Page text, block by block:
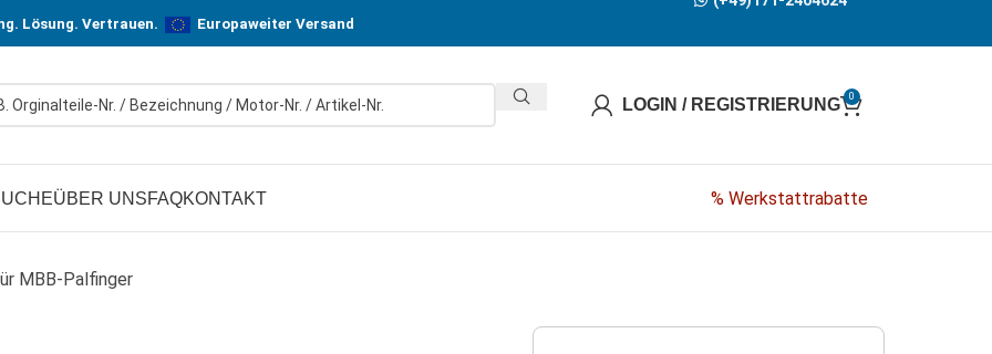
Lösung. Vertrauen. Europaweiter Versand
LOGIN / REGISTRIERUNG 0
ÜBER UNSFAQKONTAKT % Werkstattrabatte
MBB-Palfinger
Hersteller-Qualität, aber zu günstigen Preisen.